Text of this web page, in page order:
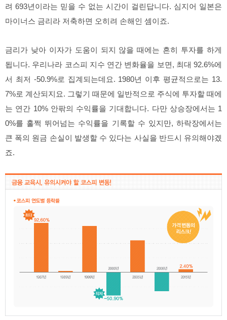
려 693년이라는 믿을 수 없는 시간이 걸린답니다. 심지어 일본은
마이너스 금리라 저축하면 오히려 손해인 셈이죠.
금리가 낮아 이자가 도움이 되지 않을 때에는 흔히 투자를 하게
됩니다. 우리나라 코스피 지수 연간 변화율을 보면, 최대 92.6%에
서 최저 -50.9%로 집계되는데요. 1980년 이후 평균적으로는 13.
7%로 계산되지요. 그렇기 때문에 일반적으로 주식에 투자할 때에
는 연간 10% 안팎의 수익률을 기대합니다. 다만 상승장에서는 1
0%를 훌쩍 뛰어넘는 수익률을 기록할 수 있지만, 하락장에서는
큰 폭의 원금 손실이 발생할 수 있다는 사실을 반드시 유의해야겠
죠.